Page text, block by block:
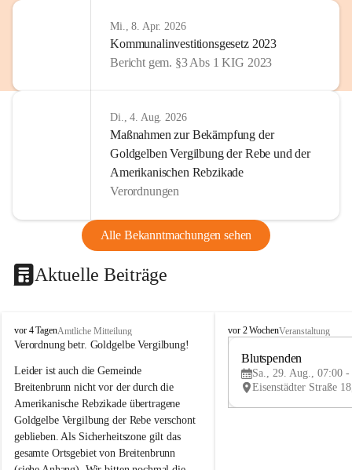
Mi., 8. Apr. 2026
Kommunalinvestitionsgesetz 2023
Bericht gem. §3 Abs 1 KIG 2023
Di., 4. Aug. 2026
Maßnahmen zur Bekämpfung der
Goldgelben Vergilbung der Rebe und der
Amerikanischen Rebzikade
Verordnungen
Alle Bekanntmachungen sehen
Aktuelle Beiträge
B
r
i
t
e
n
b
r
u
vor 4 TagenAmtliche Mitteilung
Verordnung betr. Goldgelbe Vergilbung!
Leider ist auch die Gemeinde
Breitenbrunn nicht vor der durch die
Amerikanische Rebzikade übertragene
Goldgelbe Vergilbung der Rebe verschont
geblieben. Als Sicherheitszone gilt das
gesamte Ortsgebiet von Breitenbrunn
B
e
vor 2 WochenVeranstaltung
Blutspenden
Sa., 29. Aug., 07:00 -